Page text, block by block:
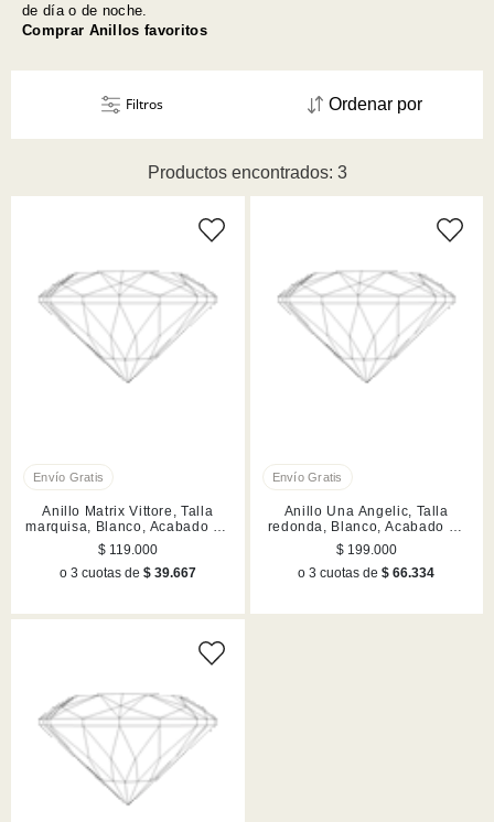
de día o de noche.
Comprar Anillos favoritos
Productos encontrados: 3
Ordenar por
Filtros
Anillo Matrix Vittore, Talla
marquisa, Blanco, Acabado en
tono oro rosa
$ 119.000
o 3 cuotas de $ 39.667
Anillo Una Angelic, Talla
redonda, Blanco, Acabado en
rodio
$ 199.000
o 3 cuotas de$ 66.334